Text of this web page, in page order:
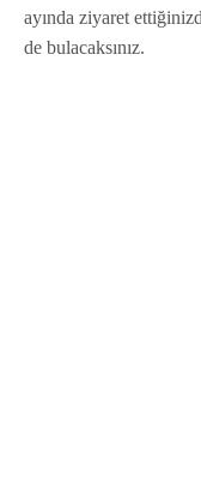
ayında ziyaret
de bulacaksınız.